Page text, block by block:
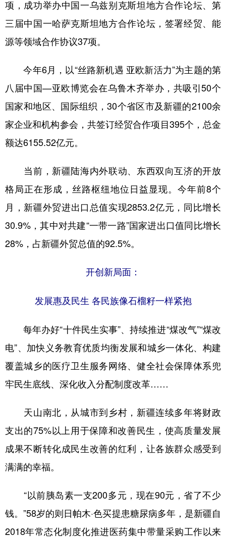
项，成功举办中国一乌兹别克斯坦地方合作论坛、第
三届中国一哈萨克斯坦地方合作论坛，签署经贸、能
源等领域合作协议37项。
今年6月，以“丝路新机遇 亚欧新活力”为主题的第
八届中国—亚欧博览会在乌鲁木齐举办，共吸引50个
国家和地区、国际组织，30个省区市及新疆的2100余
家企业和机构参会，共签订经贸合作项目395个，总金
额达6155.52亿元。
当前，新疆陆海内外联动、东西双向互济的开放
格局正在形成，丝路枢纽地位日益显现。今年前8个
月，新疆外贸进出口总值实现2853.2亿元，同比增长
30.9%，其中对共建“一带一路”国家进出口值同比增长
28%，占新疆外贸总值的92.5%。
开创新局面：
发展惠及民生 各民族像石榴籽一样紧抱
每年办好“十件民生实事”、持续推进“煤改气”“煤改
电”、加快义务教育优质均衡发展和城乡一体化、构建
覆盖城乡的医疗卫生服务网络、健全社会保障体系兜
牢民生底线、深化收入分配制度改革……
天山南北，从城市到乡村，新疆连续多年将财政
支出的75%以上用于保障和改善民生，使高质量发展
成果不断转化成民生改善的红利，让各族群众感受到
满满的幸福。
“以前胰岛素一支200多元，现在90元，省了不少
钱。”58岁的则日帕木·色买提患糖尿病多年，是新疆自
2018年常态化制度化推进医药集中带量采购工作以来